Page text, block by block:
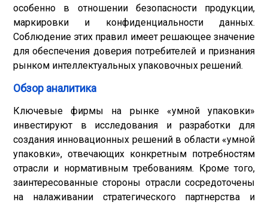
особенно в отношении безопасности продукции,
маркировки и конфиденциальности данных.
Соблюдение этих правил имеет решающее значение
для обеспечения доверия потребителей и признания
рынком интеллектуальных упаковочных решений.
Обзор аналитика
Ключевые фирмы на рынке «умной упаковки»
инвестируют в исследования и разработки для
создания инновационных решений в области «умной
упаковки», отвечающих конкретным потребностям
отрасли и нормативным требованиям. Кроме того,
заинтересованные стороны отрасли сосредоточены
на налаживании стратегического партнерства и